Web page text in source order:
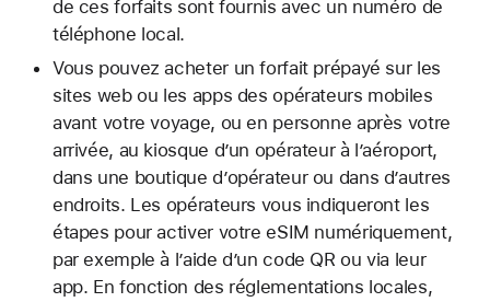
de ces forfaits sont fournis avec un numéro de
téléphone local.
Vous pouvez acheter un forfait prépayé sur les
sites web ou les apps des opérateurs mobiles
avant votre voyage, ou en personne après votre
arrivée, au kiosque d’un opérateur à l’aéroport,
dans une boutique d’opérateur ou dans d’autres
endroits. Les opérateurs vous indiqueront les
étapes pour activer votre eSIM numériquement,
par exemple à l’aide d’un code QR ou via leur
app. En fonction des réglementations locales,